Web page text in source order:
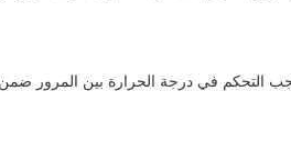
في درجة الحرارة بين المرور